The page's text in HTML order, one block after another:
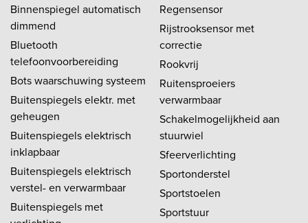
Binnenspiegel automatisch
dimmend
Bluetooth
telefoonvoorbereiding
Bots waarschuwing systeem
Buitenspiegels elektr. met
geheugen
Buitenspiegels elektrisch
inklapbaar
Buitenspiegels elektrisch
verstel- en verwarmbaar
Buitenspiegels met
Regensensor
Rijstrooksensor met
correctie
Rookvrij
Ruitensproeiers
verwarmbaar
Schakelmogelijkheid aan
stuurwiel
Sfeerverlichting
Sportonderstel
Sportstoelen
Sportstuur